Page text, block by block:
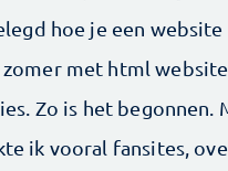
hoe je een
met html
Zo is het
ik vooral fansites,